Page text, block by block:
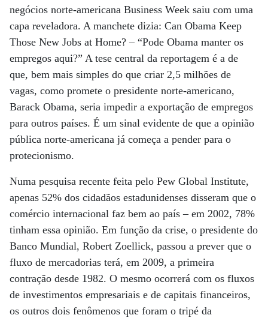
negócios norte-americana Business Week saiu com uma
capa reveladora. A manchete dizia: Can Obama Keep
Those New Jobs at Home? – “Pode Obama manter os
empregos aqui?” A tese central da reportagem é a de
que, bem mais simples do que criar 2,5 milhões de
vagas, como promete o presidente norte-americano,
Barack Obama, seria impedir a exportação de empregos
para outros países. É um sinal evidente de que a opinião
pública norte-americana já começa a pender para o
protecionismo.
Numa pesquisa recente feita pelo Pew Global Institute,
apenas 52% dos cidadãos estadunidenses disseram que o
comércio internacional faz bem ao país – em 2002, 78%
tinham essa opinião. Em função da crise, o presidente do
Banco Mundial, Robert Zoellick, passou a prever que o
fluxo de mercadorias terá, em 2009, a primeira
contração desde 1982. O mesmo ocorrerá com os fluxos
de investimentos empresariais e de capitais financeiros,
os outros dois fenômenos que foram o tripé da